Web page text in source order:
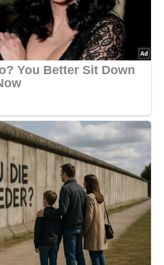
Bildagentur Depositphotos